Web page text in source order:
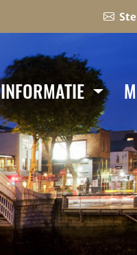
INFORMATIE